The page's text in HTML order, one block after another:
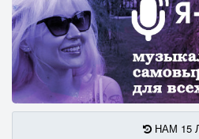
НАМ 15